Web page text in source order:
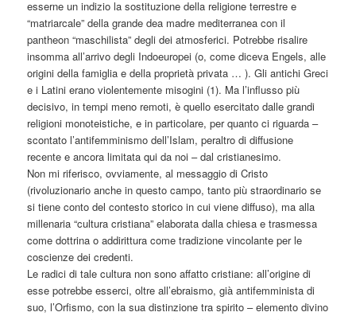
esserne un indizio la sostituzione della religione terrestre e
“matriarcale” della grande dea madre mediterranea con il
pantheon “maschilista” degli dei atmosferici. Potrebbe risalire
insomma all’arrivo degli Indoeuropei (o, come diceva Engels, alle
origini della famiglia e della proprietà privata … ). Gli antichi Greci
e i Latini erano violentemente misogini (1). Ma l’influsso più
decisivo, in tempi meno remoti, è quello esercitato dalle grandi
religioni monoteistiche, e in particolare, per quanto ci riguarda –
scontato l’antifemminismo dell’Islam, peraltro di diffusione
recente e ancora limitata qui da noi – dal cristianesimo.
Non mi riferisco, ovviamente, al messaggio di Cristo
(rivoluzionario anche in questo campo, tanto più straordinario se
si tiene conto del contesto storico in cui viene diffuso), ma alla
millenaria “cultura cristiana” elaborata dalla chiesa e trasmessa
come dottrina o addirittura come tradizione vincolante per le
coscienze dei credenti.
Le radici di tale cultura non sono affatto cristiane: all’origine di
esse potrebbe esserci, oltre all’ebraismo, già antifemminista di
suo, l’Orfismo, con la sua distinzione tra spirito – elemento divino